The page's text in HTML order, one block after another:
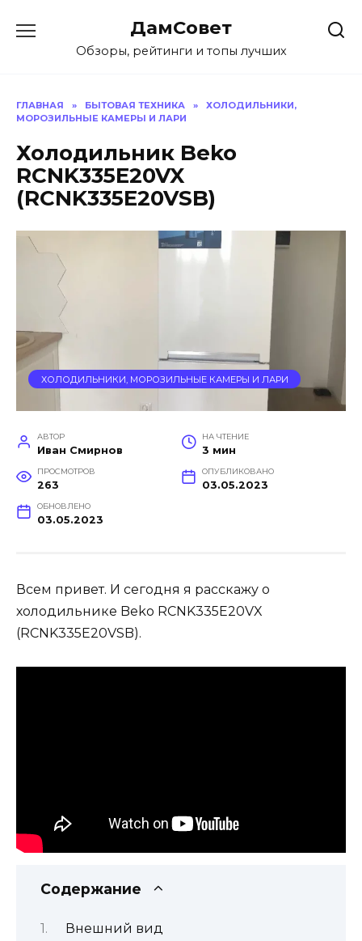
содержанию
ДамСовет
Обзоры, рейтинги и топы лучших
ГЛАВНАЯ » БЫТОВАЯ ТЕХНИКА »
ХОЛОДИЛЬНИКИ,
МОРОЗИЛЬНЫЕ КАМЕРЫ И ЛАРИ
Холодильник Beko
RCNK335E20VX
(RCNK335E20VSB)
ХОЛОДИЛЬНИКИ, МОРОЗИЛЬНЫЕ КАМЕРЫ И ЛАРИ
АВТОР
Иван Смирнов
НА ЧТЕНИЕ
3 мин
ПРОСМОТРОВ
263
ОПУБЛИКОВАНО
03.05.2023
ОБНОВЛЕНО
03.05.2023
Всем привет. И сегодня я расскажу о
холодильнике Beko RCNK335E20VX
(RCNK335E20VSB).
Содержание
Внешний вид